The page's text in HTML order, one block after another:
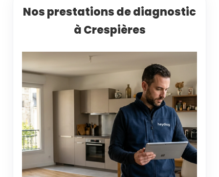
Nos prestations de diagnostic
à Crespières